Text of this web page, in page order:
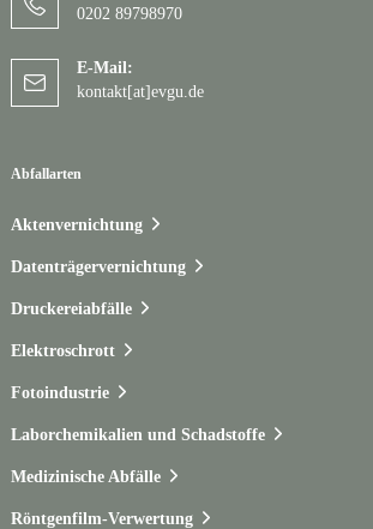
0202 89798970
E-Mail:
kontakt[at]evgu.de
Abfallarten
Aktenvernichtung
Datenträgervernichtung
Druckereiabfälle
Elektroschrott
Fotoindustrie
Laborchemikalien und Schadstoffe
Medizinische Abfälle
Röntgenfilm-Verwertung